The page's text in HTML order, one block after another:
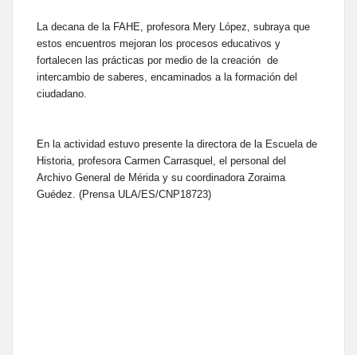
La decana de la FAHE, profesora Mery López, subraya que
estos encuentros mejoran los procesos educativos y
fortalecen las prácticas por medio de la creación de
intercambio de saberes, encaminados a la formación del
ciudadano.
En la actividad estuvo presente la directora de la Escuela de
Historia, profesora Carmen Carrasquel, el personal del
Archivo General de Mérida y su coordinadora Zoraima
Guédez. (Prensa ULA/ES/CNP18723)